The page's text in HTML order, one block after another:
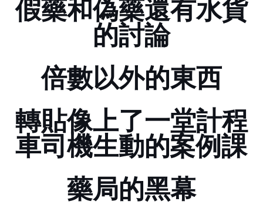
假藥和偽藥還有水貨
的討論
倍數以外的東西
[轉貼]像上了一堂計程
車司機生動的 MBA案例課
藥局的黑幕--part IV